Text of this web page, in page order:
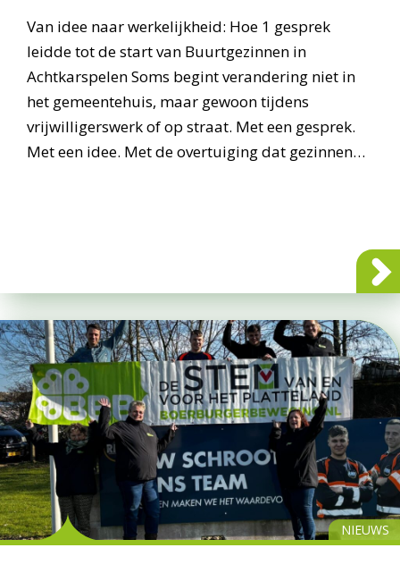
Van idee naar werkelijkheid: Hoe 1 gesprek
leidde tot de start van Buurtgezinnen in
Achtkarspelen Soms begint verandering niet in
het gemeentehuis, maar gewoon tijdens
vrijwilligerswerk of op straat. Met een gesprek.
Met een idee. Met de overtuiging dat gezinnen…
NIEUWS